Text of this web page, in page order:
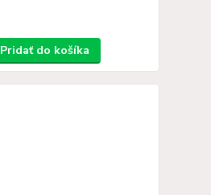
Pridať do košíka